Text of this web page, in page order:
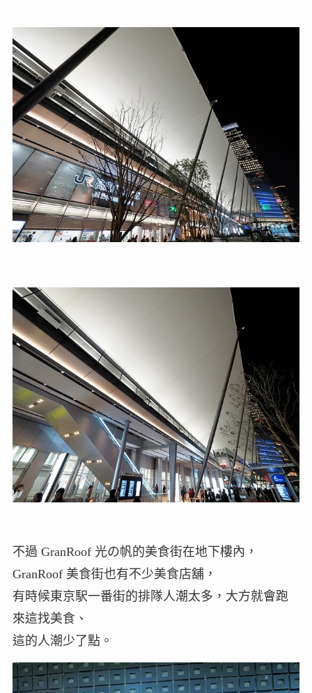
不過 GranRoof 光の帆的美食街在地下樓內，
GranRoof 美食街也有不少美食店舖，
有時候東京駅一番街的排隊人潮太多，大方就會跑
來這找美食、
這的人潮少了點。